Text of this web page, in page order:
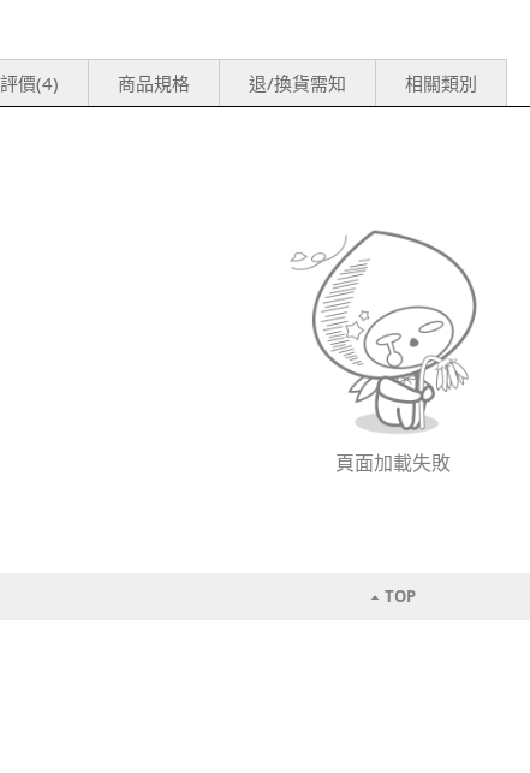
價(4) 商品規格 退/換貨需知 相關類別
頁面加載失敗
TOP